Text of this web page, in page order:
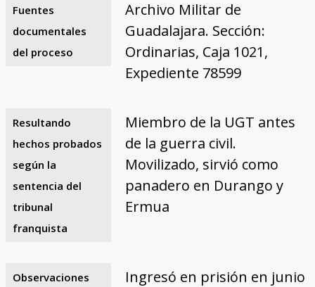
Fuentes
documentales
del proceso
Archivo Militar de
Guadalajara. Sección:
Ordinarias, Caja 1021,
Expediente 78599
Resultando
hechos probados
según la
sentencia del
tribunal
franquista
Miembro de la UGT antes
de la guerra civil.
Movilizado, sirvió como
panadero en Durango y
Ermua
Observaciones
Ingresó en prisión en junio